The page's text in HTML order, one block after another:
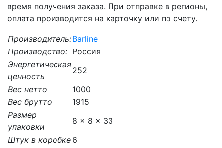
время получения заказа. При отправке в регионы,
оплата производится на карточку или по счету.
Производитель:Barline
Производство: Россия
Энергетическая
ценность
252
Вес нетто
1000
Вес брутто
1915
Размер
упаковки
8 x 8 x 33
Штук в коробке 6